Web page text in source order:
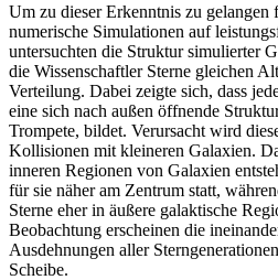
Um zu dieser Erkenntnis zu gelangen
numerische Simulationen auf
untersuchten die Struktur simulierter
die Wissenschaftler Sterne gleichen
Verteilung. Dabei zeigte sich, dass
eine sich nach außen öffnende
Trompete, bildet. Verursacht wird
Kollisionen mit kleineren Galaxien.
inneren Regionen von Galaxien
für sie näher am Zentrum statt,
Sterne eher in äußere galaktische
Beobachtung erscheinen die
Ausdehnungen aller
Scheibe.